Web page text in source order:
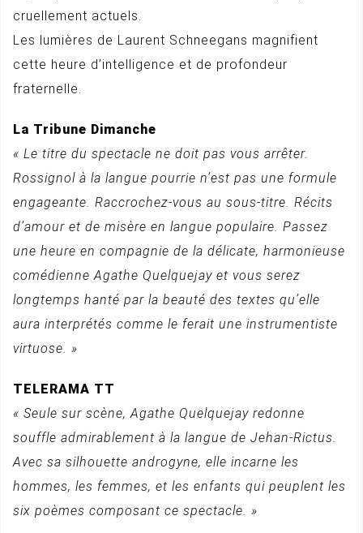
cruellement actuels.
Les lumières de Laurent Schneegans magnifient
cette heure d’intelligence et de profondeur
fraternelle.
La Tribune Dimanche
« Le titre du spectacle ne doit pas vous arrêter.
Rossignol à la langue pourrie n’est pas une formule
engageante. Raccrochez-vous au sous-titre. Récits
d’amour et de misère en langue populaire. Passez
une heure en compagnie de la délicate, harmonieuse
comédienne Agathe Quelquejay et vous serez
longtemps hanté par la beauté des textes qu’elle
aura interprétés comme le ferait une instrumentiste
virtuose. »
TELERAMA TT
« Seule sur scène, Agathe Quelquejay redonne
souffle admirablement à la langue de Jehan-Rictus.
Avec sa silhouette androgyne, elle incarne les
hommes, les femmes, et les enfants qui peuplent les
six poèmes composant ce spectacle. »